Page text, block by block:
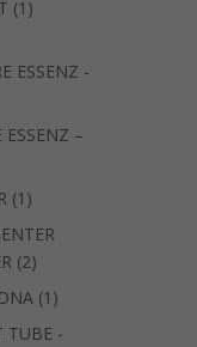
1 1
ESSENZ -
–
1 1
Produkt
22
Produkte
1 1
Produkt
TUBE -